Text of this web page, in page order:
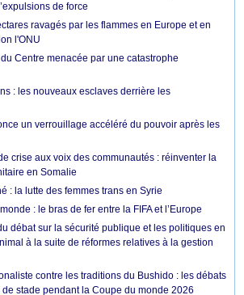
de force
ravagés par les flammes en Europe et en
l'ONU
du Centre menacée par une catastrophe
: les nouveaux esclaves derrière les
un verrouillage accéléré du pouvoir après les
crise aux voix des communautés : réinventer la
en Somalie
: la lutte des femmes trans en Syrie
: le bras de fer entre la FIFA et l’Europe
débat sur la sécurité publique et les politiques en
à la suite de réformes relatives à la gestion
contre les traditions du Bushido : les débats
stade pendant la Coupe du monde 2026